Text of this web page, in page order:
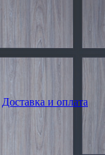
Доставка и оплата